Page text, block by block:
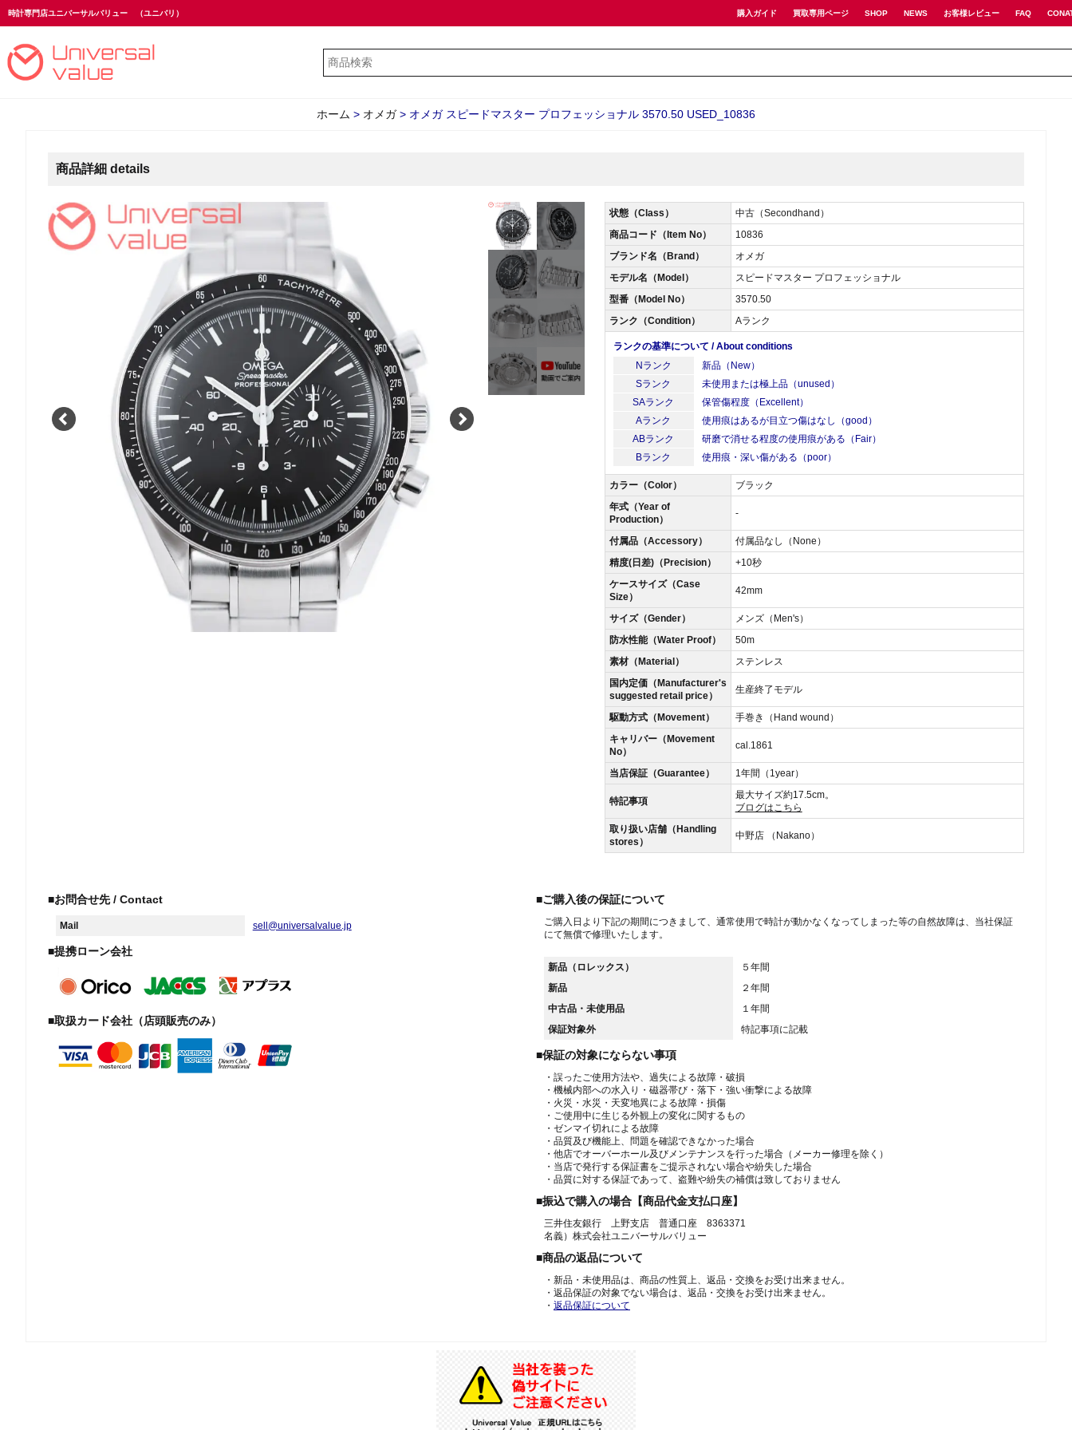
時計専門店ユニバーサルバリュー （ユニバリ） 購入ガイド 買取専用ページ SHOP NEWS お客様レビュー FAQ
ホーム > オメガ> オメガ スピードマスター プロフェッショナル 3570.50 USED_10836
商品詳細 details
状態（Class）
中古（Secondhand）
商品コード（Item No）
10836
ブランド名（Brand）
オメガ
モデル名（Model）
スピードマスター プロフェッショナル
型番（Model No）
3570.50
ランク（Condition）
Aランク
ランクの基準について / About conditions
Nランク
新品（New）
Sランク
未使用または極上品（unused）
SAランク
保管傷程度（Excellent）
Aランク
使用痕はあるが目立つ傷はなし（good）
ABランク
研磨で消せる程度の使用痕がある（Fair）
Bランク
使用痕・深い傷がある（poor）
カラー（Color）
ブラック
年式（Year of
Production）
-
付属品（Accessory）
付属品なし（None）
精度(日差)（Precision）
+10秒
ケースサイズ（Case
Size）
42mm
サイズ（Gender）
メンズ（Men's）
防水性能（Water Proof）
50m
素材（Material）
ステンレス
国内定価（Manufacturer's
suggested retail price）
生産終了モデル
駆動方式（Movement）
手巻き（Hand wound）
キャリバー（Movement
No）
cal.1861
当店保証（Guarantee） 1年間（1year）
特記事項
最大サイズ約17.5cm。
ブログはこちら
取り扱い店舗（Handling
stores）
中野店 （Nakano）
■お問合せ先 / Contact
Mail sell@universalvalue.jp
■提携ローン会社
■取扱カード会社（店頭販売のみ）
■ご購入後の保証について
ご購入日より下記の期間につきまして、通常使用で時計が動かなくなってしまった等の自然故障は、当社保証
にて無償で修理いたします。
新品（ロレックス）
５年間
新品
２年間
中古品・未使用品
１年間
保証対象外
特記事項に記載
■保証の対象にならない事項
・誤ったご使用方法や、過失による故障・破損
・機械内部への水入り・磁器帯び・落下・強い衝撃による故障
・火災・水災・天変地異による故障・損傷
・ご使用中に生じる外観上の変化に関するもの
・ゼンマイ切れによる故障
・品質及び機能上、問題を確認できなかった場合
・他店でオーバーホール及びメンテナンスを行った場合（メーカー修理を除く）
・当店で発行する保証書をご提示されない場合や紛失した場合
・品質に対する保証であって、盗難や紛失の補償は致しておりません
■振込で購入の場合【商品代金支払口座】
三井住友銀行 上野支店 普通口座 8363371
名義）株式会社ユニバーサルバリュー
■商品の返品について
・新品・未使用品は、商品の性質上、返品・交換をお受け出来ません。
・返品保証の対象でない場合は、返品・交換をお受け出来ません。
・ 返品保証について